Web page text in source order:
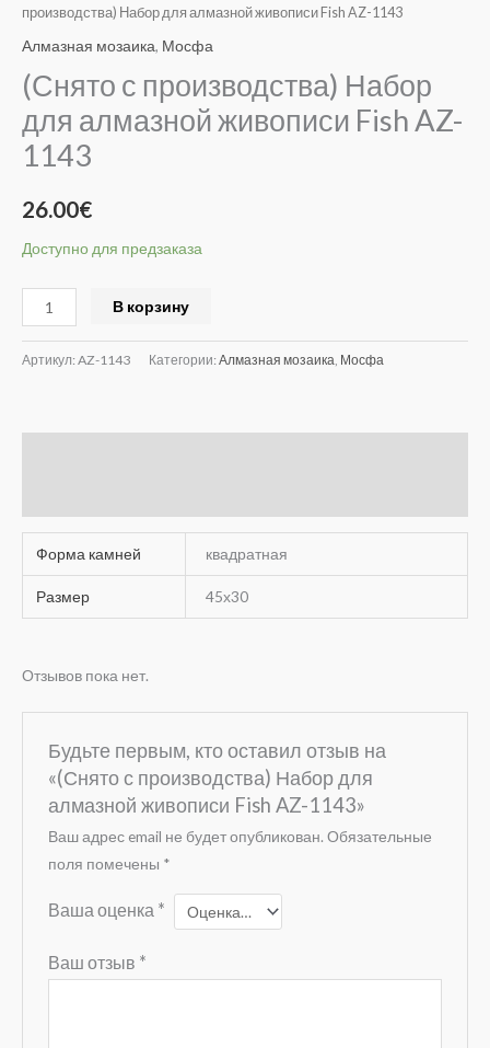
производства) Набор для алмазной живописи Fish AZ-1143
Алмазная мозаика, Мосфа
(Снято с производства) Набор
для алмазной живописи Fish AZ-
1143
26.00€
Доступно для предзаказа
В корзину
Артикул: AZ-1143 Категории: Алмазная мозаика, Мосфа
Форма камней квадратная
Размер 45х30
Отзывов пока нет.
Будьте первым, кто оставил отзыв на
«(Снято с производства) Набор для
алмазной живописи Fish AZ-1143»
Ваш адрес email не будет опубликован. Обязательные
поля помечены *
Ваша оценка *
Ваш отзыв *